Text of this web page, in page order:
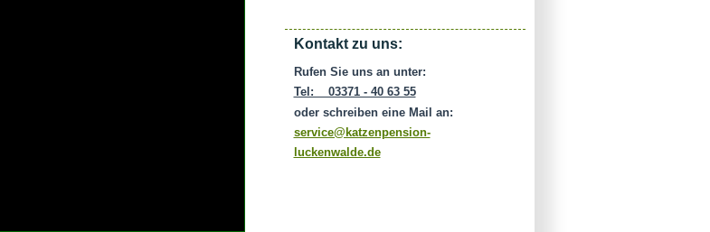
Kontakt zu uns:
Rufen Sie uns an unter:
Tel: 03371 - 40 63 55
oder schreiben eine Mail an:
service@katzenpension-
luckenwalde.de